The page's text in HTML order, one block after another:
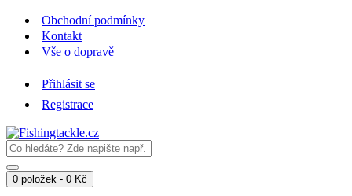
Obchodní podmínky
Kontakt
Vše o dopravě
Přihlásit se
Registrace
0 položek - 0 Kč